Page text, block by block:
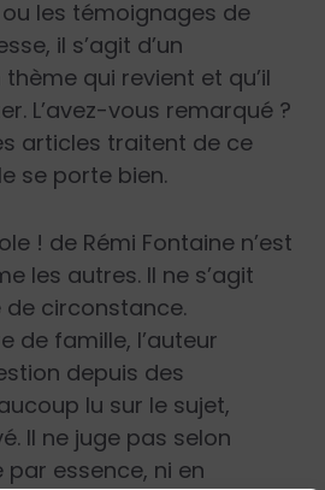
les témoignages de
il s’agit d’un
thème qui revient et qu’il
L’avez-vous remarqué ?
articles traitent de ce
se porte bien.
! de Rémi Fontaine n’est
les autres. Il ne s’agit
de circonstance.
de famille, l’auteur
depuis des
lu sur le sujet,
Il ne juge pas selon
par essence, ni en